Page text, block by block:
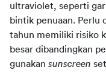
ultraviolet, seperti
bintik penuaan. Perlu
tahun memiliki risiko
besar dibandingkan
gunakan sunscreen